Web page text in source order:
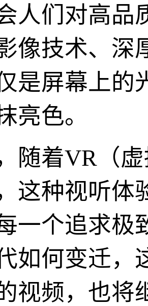
人们对高品
像技术、深
是屏幕上的
亮色。
随着VR（
这种视听体
一个追求极
如何变迁，
视频，也将